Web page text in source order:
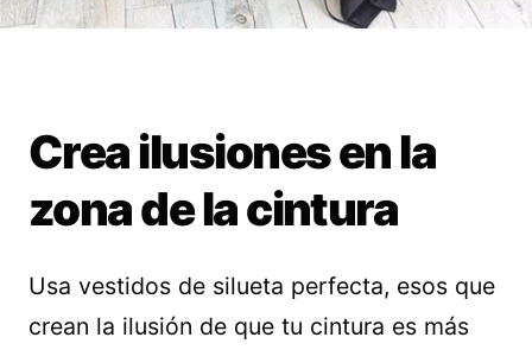
Crea ilusiones en la
zona de la cintura
Usa vestidos de silueta perfecta, esos que
crean la ilusión de que tu cintura es más